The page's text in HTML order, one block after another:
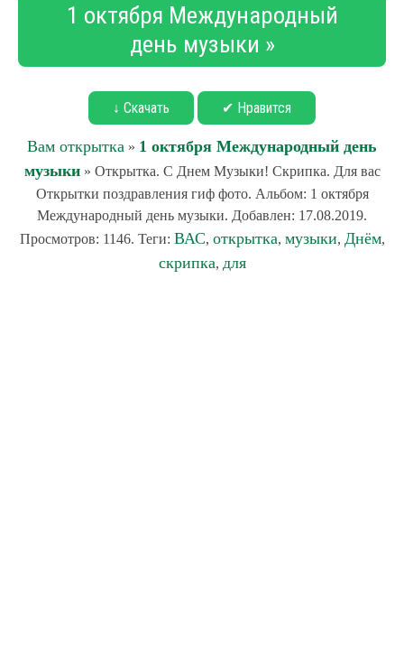
1 октября Международный
день музыки »
↓ Скачать ✔ Нравится
Вам открытка » 1 октября Международный день
музыки» Открытка. С Днем Музыки! Скрипка. Для вас
Открытки поздравления гиф фото. Альбом: 1 октября
Международный день музыки. Добавлен: 17.08.2019.
Просмотров: 1146. Теги: ВАС, открытка, музыки, Днём,
скрипка, для